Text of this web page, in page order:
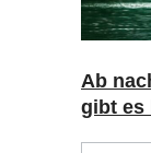
Ab
gibt es